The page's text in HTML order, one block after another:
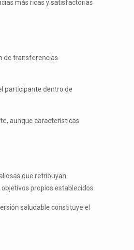
más ricas y satisfactorias
de transferencias
participante dentro de
aunque características
que retribuyan
propios establecidos.
saludable constituye el